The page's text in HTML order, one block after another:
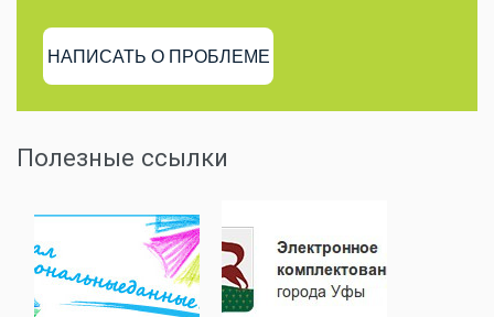
НАПИСАТЬ О ПРОБЛЕМЕ
Полезные ссылки